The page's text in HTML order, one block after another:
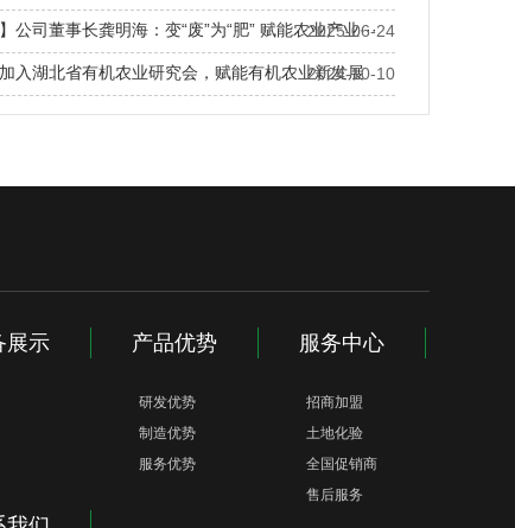
公司董事长龚明海：变“废”为“肥” 赋能农业产业···
2025-06-24
入湖北省有机农业研究会，赋能有机农业新发展
2024-10-10
生物科技取得滚筒式有机肥发酵装置专利，加快发
展示 产品优势
研发优势
制造优势
服务优势
服务中心
招商加盟
土地化验
全国促销商
售后服务